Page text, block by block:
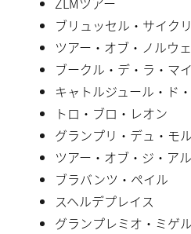
ブリュッセル・サイク
ツアー・オブ・ノルウ
ブークル・デ・ラ・マ
キャトルジュール・ド
トロ・ブロ・レオン
グランプリ・デュ・モ
ツアー・オブ・ジ・ア
ブラバンツ・ペイル
スヘルデプレイス
グランプレミオ・ミゲ